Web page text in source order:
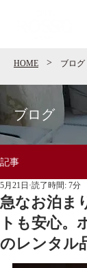
HOME > ブログ
ブログ
記事
急なお泊ま
トも安心。
のレンタル
5月21日 読了時間: 7分